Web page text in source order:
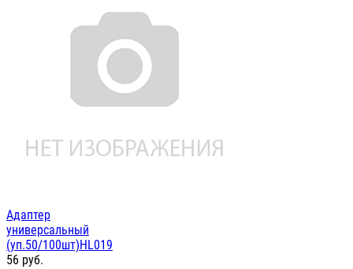
Адаптер
универсальный
(уп.50/100шт)HL019
56 руб.